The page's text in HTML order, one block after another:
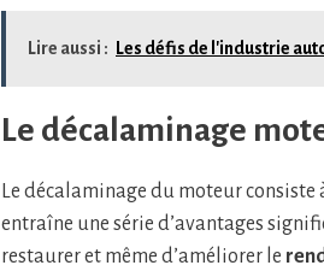
Lire aussi : Les défis de l'industrie
Le décalaminage
Le décalaminage du moteur
entraîne une série d’avantages
restaurer et même d’améliorer le